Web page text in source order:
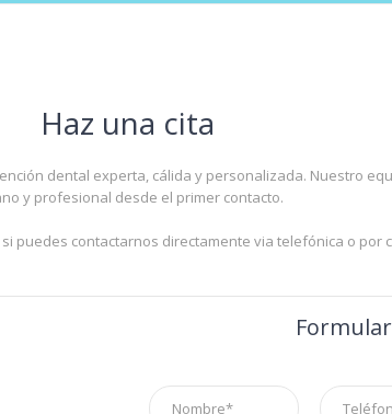
Haz una cita
dental experta, cálida y personalizada. Nuestro
y profesional desde el primer contacto.
puedes contactarnos directamente via telefónica o por